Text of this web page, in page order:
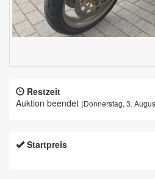
Restzeit
Auktion beendet (Donnerstag, 3.
Startpreis